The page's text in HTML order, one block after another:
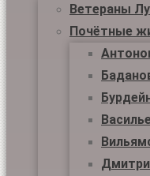
Ветераны
Почётные